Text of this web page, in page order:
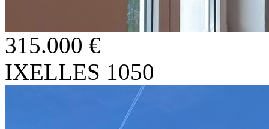
315.000 €
IXELLES 1050